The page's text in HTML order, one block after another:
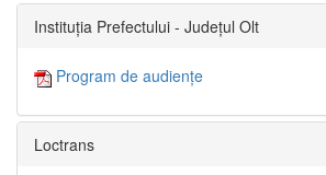
Instituția Prefectului - Județul Olt
Program de audiențe
Loctrans